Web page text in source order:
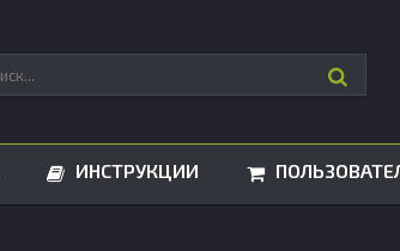
ИНСТРУКЦИИ